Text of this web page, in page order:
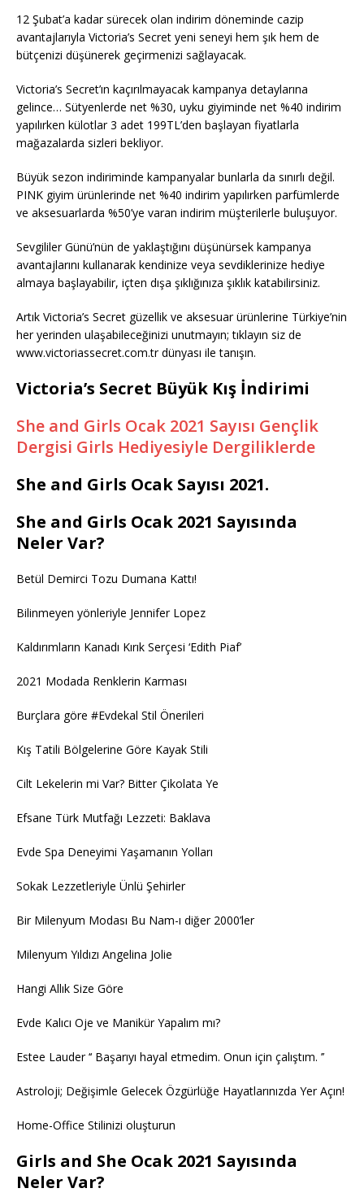
12 Şubat’a kadar sürecek olan indirim döneminde cazip
avantajlarıyla Victoria’s Secret yeni seneyi hem şık hem de
bütçenizi düşünerek geçirmenizi sağlayacak.
Victoria’s Secret’ın kaçırılmayacak kampanya detaylarına
gelince… Sütyenlerde net %30, uyku giyiminde net %40 indirim
yapılırken külotlar 3 adet 199TL’den başlayan fiyatlarla
mağazalarda sizleri bekliyor.
Büyük sezon indiriminde kampanyalar bunlarla da sınırlı değil.
PINK giyim ürünlerinde net %40 indirim yapılırken parfümlerde
ve aksesuarlarda %50’ye varan indirim müşterilerle buluşuyor.
Sevgililer Günü’nün de yaklaştığını düşünürsek kampanya
avantajlarını kullanarak kendinize veya sevdiklerinize hediye
almaya başlayabilir, içten dışa şıklığınıza şıklık katabilirsiniz.
Artık Victoria’s Secret güzellik ve aksesuar ürünlerine Türkiye’nin
her yerinden ulaşabileceğinizi unutmayın; tıklayın siz de
www.victoriassecret.com.tr dünyası ile tanışın.
Victoria’s Secret Büyük Kış İndirimi
She and Girls Ocak 2021 Sayısı Gençlik
Dergisi Girls Hediyesiyle Dergiliklerde
She and Girls Ocak Sayısı 2021.
She and Girls Ocak 2021 Sayısında
Neler Var?
Betül Demirci Tozu Dumana Kattı!
Bilinmeyen yönleriyle Jennifer Lopez
Kaldırımların Kanadı Kırık Serçesi ‘Edith Piaf’
2021 Modada Renklerin Karması
Burçlara göre #Evdekal Stil Önerileri
Kış Tatili Bölgelerine Göre Kayak Stili
Cilt Lekelerin mi Var? Bitter Çikolata Ye
Efsane Türk Mutfağı Lezzeti: Baklava
Evde Spa Deneyimi Yaşamanın Yolları
Sokak Lezzetleriyle Ünlü Şehirler
Bir Milenyum Modası Bu Nam-ı diğer 2000’ler
Milenyum Yıldızı Angelina Jolie
Hangi Allık Size Göre
Evde Kalıcı Oje ve Manikür Yapalım mı?
Estee Lauder ‘‘ Başarıyı hayal etmedim. Onun için çalıştım. ’’
Astroloji; Değişimle Gelecek Özgürlüğe Hayatlarınızda Yer Açın!
Home-Office Stilinizi oluşturun
Girls and She Ocak 2021 Sayısında
Neler Var?